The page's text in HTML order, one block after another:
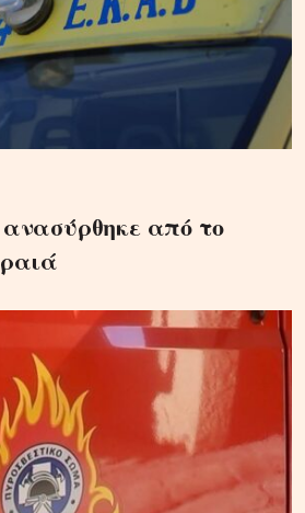
από το